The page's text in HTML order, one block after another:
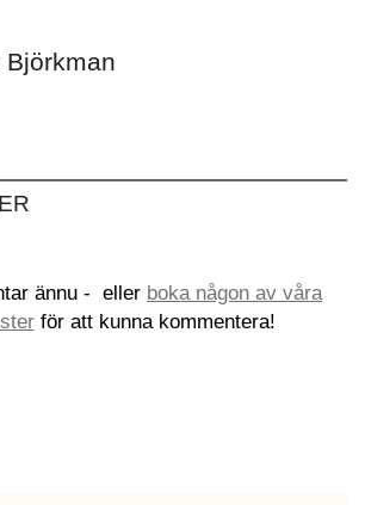
Björkman
ännu - eller boka någon av våra
för att kunna kommentera!